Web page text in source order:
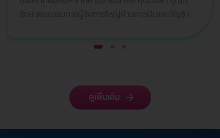
ดูเพิ่มเติม